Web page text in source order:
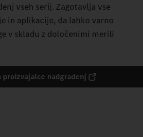
vseh serij. Zagotavlja vse
in aplikacije, da lahko varno
v skladu z določenimi merili
proizvajalce nadgradenj